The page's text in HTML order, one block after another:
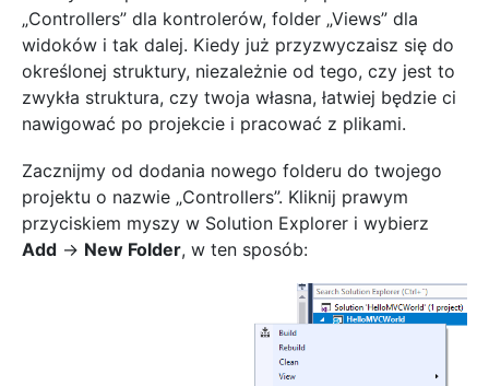
„Controllers” dla kontrolerów, folder „Views” dla
widoków i tak dalej. Kiedy już przyzwyczaisz się do
określonej struktury, niezależnie od tego, czy jest to
zwykła struktura, czy twoja własna, łatwiej będzie ci
nawigować po projekcie i pracować z plikami.
Zacznijmy od dodania nowego folderu do twojego
projektu o nazwie „Controllers”. Kliknij prawym
przyciskiem myszy w Solution Explorer i wybierz
Add -> New Folder, w ten sposób: